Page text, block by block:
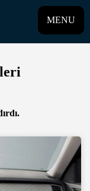
MENU